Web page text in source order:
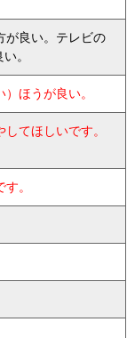
が良い。テレビの
。
ほうが良い。
てほしいです。
。